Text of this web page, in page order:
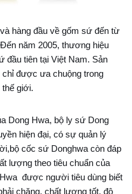
hàng đầu về gốm sứ đến từ
năm 2005, thương hiệu
đầu tiên tại Việt Nam. Sản
được ưa chuộng trong
giới.
Dong Hwa, bộ ly sứ Dong
hiện đại, có sự quản lý
cốc sứ Donghwa còn đáp
lượng theo tiêu chuẩn của
được người tiêu dùng biết
chăng, chất lượng tốt, độ